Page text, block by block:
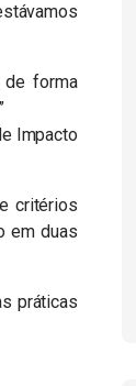
de forma
Impacto
critérios
em duas
práticas